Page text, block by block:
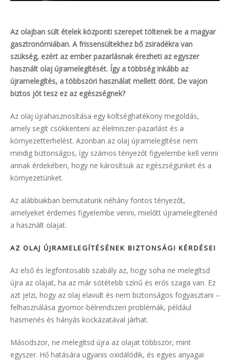
Az olajban sült ételek központi szerepet töltenek be a magyar
gasztronómiában. A frissensültekhez bő zsiradékra van
szükség, ezért az ember pazarlásnak érezheti az egyszer
használt olaj újramelegítését. Így a többség inkább az
újramelegítés, a többszöri használat mellett dönt. De vajon
biztos jót tesz ez az egészségnek?
Az olaj újrahasznosítása egy költséghatékony megoldás,
amely segít csökkenteni az élelmiszer-pazarlást és a
környezetterhelést. Azonban az olaj újramelegítése nem
mindig biztonságos, így számos tényezőt figyelembe kell venni
annak érdekében, hogy ne károsítsuk az egészségünket és a
környezetünket.
Az alábbiakban bemutatunk néhány fontos tényezőt,
amelyeket érdemes figyelembe venni, mielőtt újramelegítenéd
a használt olajat.
AZ OLAJ ÚJRAMELEGÍTÉSÉNEK BIZTONSÁGI KÉRDÉSEI
Az első és legfontosabb szabály az, hogy soha ne melegítsd
újra az olajat, ha az már sötétebb színű és erős szaga van. Ez
azt jelzi, hogy az olaj elavult és nem biztonságos fogyasztani –
felhasználása gyomor-bélrendszeri problémák, például
hasmenés és hányás kockázatával járhat.
Másodszor, ne melegítsd újra az olajat többször, mint
egyszer. Hő hatására ugyanis oxidálódik, és egyes anyagai